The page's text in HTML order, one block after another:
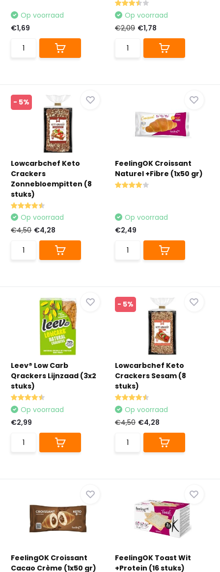
Op voorraad
€1,69
Op voorraad
€2,09 €1,78
- 5%
Lowcarbchef Keto
Crackers
Zonnebloempitten (8
stuks)
Op voorraad
€4,50 €4,28
FeelingOK Croissant
Naturel +Fibre (1x50 gr)
Op voorraad
€2,49
Leev® Low Carb
Qrackers Lijnzaad (3x2
stuks)
Op voorraad
€2,99
- 5%
Lowcarbchef Keto
Crackers Sesam (8
stuks)
Op voorraad
€4,50 €4,28
FeelingOK Croissant
Cacao Crème (1x50 gr)
FeelingOK Toast Wit
+Protein (16 stuks)